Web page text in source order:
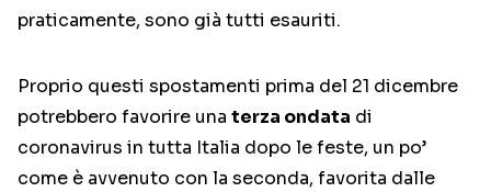
praticamente, sono già tutti esauriti.
Proprio questi spostamenti prima del 21 dicembre
potrebbero favorire una terza ondata di
coronavirus in tutta Italia dopo le feste, un po’
come è avvenuto con la seconda, favorita dalle